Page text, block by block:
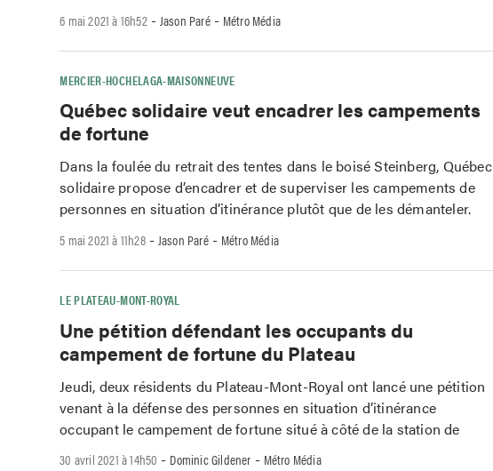
6 mai 2021 à 16h52- Jason Paré- Métro Média
MERCIER-HOCHELAGA-MAISONNEUVE
Québec solidaire veut encadrer les campements
de fortune
Dans la foulée du retrait des tentes dans le boisé Steinberg, Québec
solidaire propose d’encadrer et de superviser les campements de
personnes en situation d’itinérance plutôt que de les démanteler.
5 mai 2021 à 11h28- Jason Paré- Métro Média
LE PLATEAU-MONT-ROYAL
Une pétition défendant les occupants du
campement de fortune du Plateau
Jeudi, deux résidents du Plateau-Mont-Royal ont lancé une pétition
venant à la défense des personnes en situation d’itinérance
occupant le campement de fortune situé à côté de la station de
30 avril 2021 à 14h50 - Dominic Gildener - Métro Média